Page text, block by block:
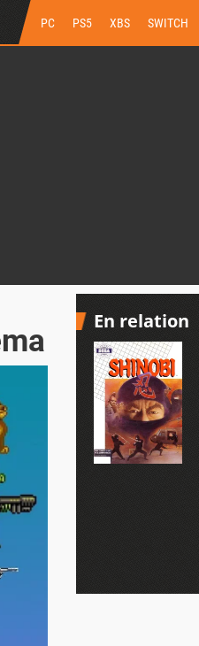
PC PS5 XBS SWITCH
En relation